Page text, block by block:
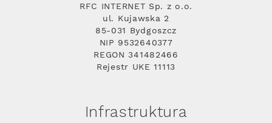
RFC INTERNET Sp. z o.o.
ul. Kujawska 2
85-031 Bydgoszcz
NIP 9532640377
REGON 341482466
Rejestr UKE 11113
Infrastruktura